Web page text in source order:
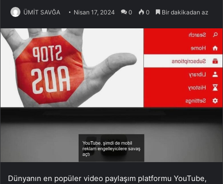
ÜMİT SAVĞA Nisan 17, 2024 0 0 Bir dakikadan az
Dünyanın en popüler video paylaşım platformu YouTube,